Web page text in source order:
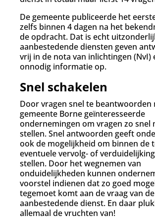
De gemeente publiceerde het
zelfs binnen 4 dagen na het
de opdracht. Dat is echt
aanbestedende diensten geven
vrij in de nota van inlichtingen (NvI)
onnodig informatie op.
Snel schakelen
Door vragen snel te beantwoorden
gemeente Borne geïnteresseerde
ondernemingen om vragen zo snel
stellen. Snel antwoorden geeft
ook de mogelijkheid om binnen de
eventuele vervolg- of
stellen. Door het wegnemen van
onduidelijkheden kunnen
voorstel indienen dat zo goed
tegemoet komt aan de vraag van de
aanbestedende dienst. En daar
allemaal de vruchten van!